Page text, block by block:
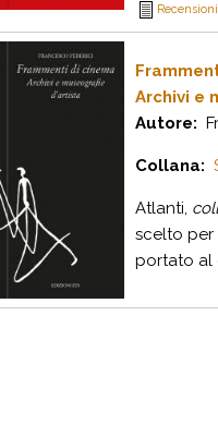
Recensioni
Archivi e
Autore:
Collana:
Atlanti,
scelto per
portato al